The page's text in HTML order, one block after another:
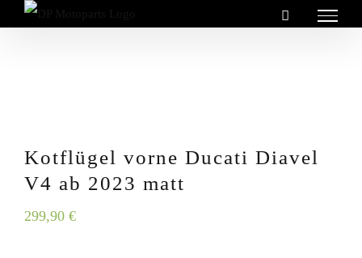
Kotflügel vorne Ducati Diavel
V4 ab 2023 matt
299,90 €